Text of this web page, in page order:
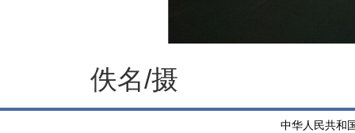
佚名/摄
中华人民共和